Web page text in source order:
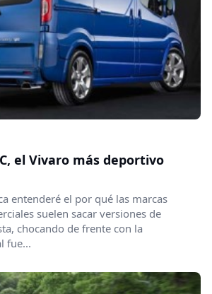
el Vivaro más deportivo
entenderé el por qué las marcas
suelen sacar versiones de
chocando de frente con la
fue...